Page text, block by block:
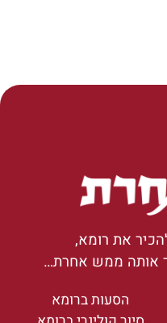
את רומא,
ממש אחרת…
הסעות ברומא